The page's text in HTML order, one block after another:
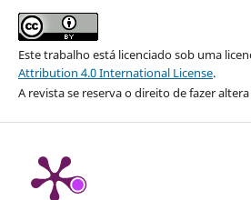
Este trabalho está licenciado sob uma
Attribution 4.0 International License.
A revista se reserva o direito de fazer altera